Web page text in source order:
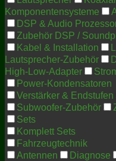
Komponentensysteme
DSP & Audio
Zubehör DSP /
Kabel & Installation
Lautsprecher-Zubehör
High-Low-Adapter
Power-Kondensatoren
Verstärker & Endstufen
Subwoofer-Zubehör
Sets
Komplett Sets
Fahrzeugtechnik
Antennen
Diagnose